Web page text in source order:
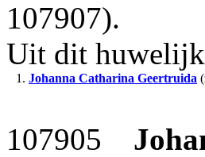
107907).
Uit dit
1. Johanna Catharina Geertruida
107905